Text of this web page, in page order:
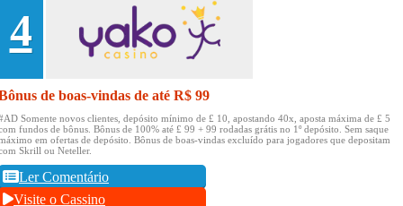
4
de boas-vindas de até R$ 99
Somente novos clientes, depósito mínimo de £ 10, apostando 40x, aposta máxima de £ 5
fundos de bônus. Bônus de 100% até £ 99 + 99 rodadas grátis no 1º depósito. Sem saque
em ofertas de depósito. Bônus de boas-vindas excluído para jogadores que depositam
Skrill ou Neteller.
Ler Comentário
Visite o Cassino